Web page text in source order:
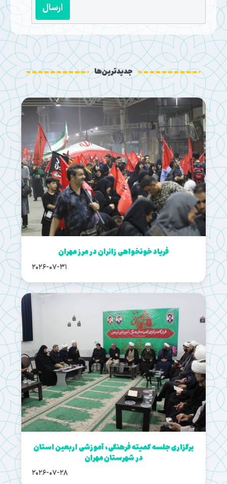
ارسال
جدیدترین‌ها
فریاد خونخواهی زائران در مرز مهران
2026-07-31
برگزاری جلسه کمیته فرهنگی، آموزشی اربعین استان
در شهرستان مهران
2026-07-28